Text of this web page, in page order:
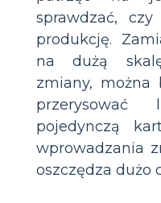
sprawdzać,
produkcję.
na dużą
zmiany, można
pojedynczą
wprowadzania
oszczędza dużo